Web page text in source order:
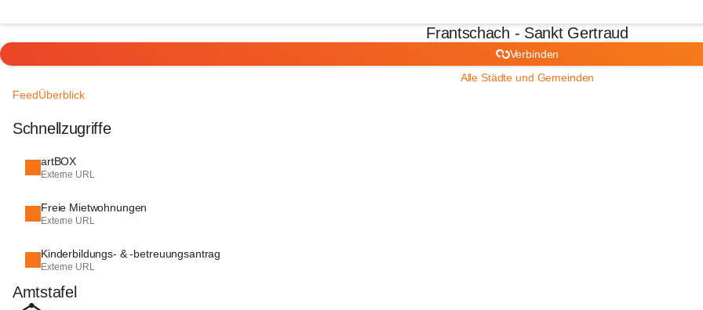
Frantschach - Sankt Gertraud
Verbinden
Alle Städte und Gemeinden
FeedÜberblick
Schnellzugriffe
artBOX
Externe URL
Freie Mietwohnungen
Externe URL
Kinderbildungs- & -betreuungsantrag
Externe URL
Amtstafel